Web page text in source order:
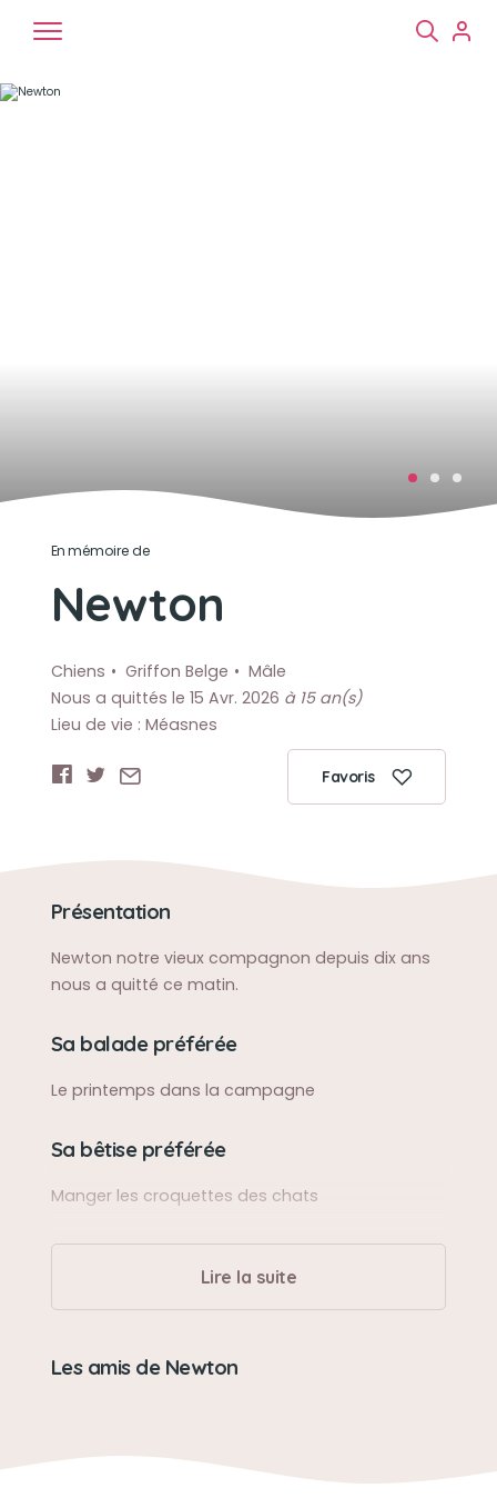
En mémoire de
Newton
Chiens Griffon Belge
Mâle
Nous a quittés le 15 Avr. 2026 à 15 an(s)
Lieu de vie : Méasnes
Favoris
Présentation
Newton notre vieux compagnon depuis dix ans
nous a quitté ce matin.
Sa balade préférée
Le printemps dans la campagne
Sa bêtise préférée
Manger les croquettes des chats
Son caractère
Patapouf et doux
Son loisir préféré
Lire la suite
Les amis de Newton